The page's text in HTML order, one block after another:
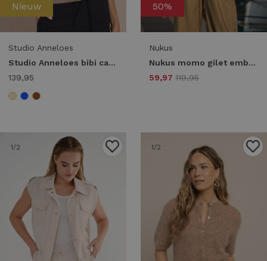
Nieuw
Studio Anneloes
Studio Anneloes bibi cardigan 14402 Vest 2200 latte
139,95
50%
Nukus
Nukus momo gilet embroidery nks08027 Gilets 9 sand
59,97 119,95
1/2 1/2